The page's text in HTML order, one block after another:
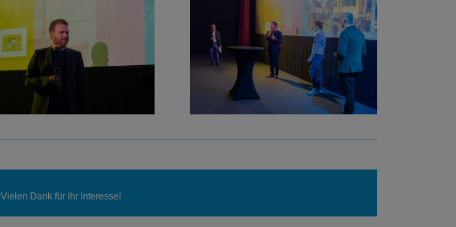
Vielen Dank für Ihr Interesse!